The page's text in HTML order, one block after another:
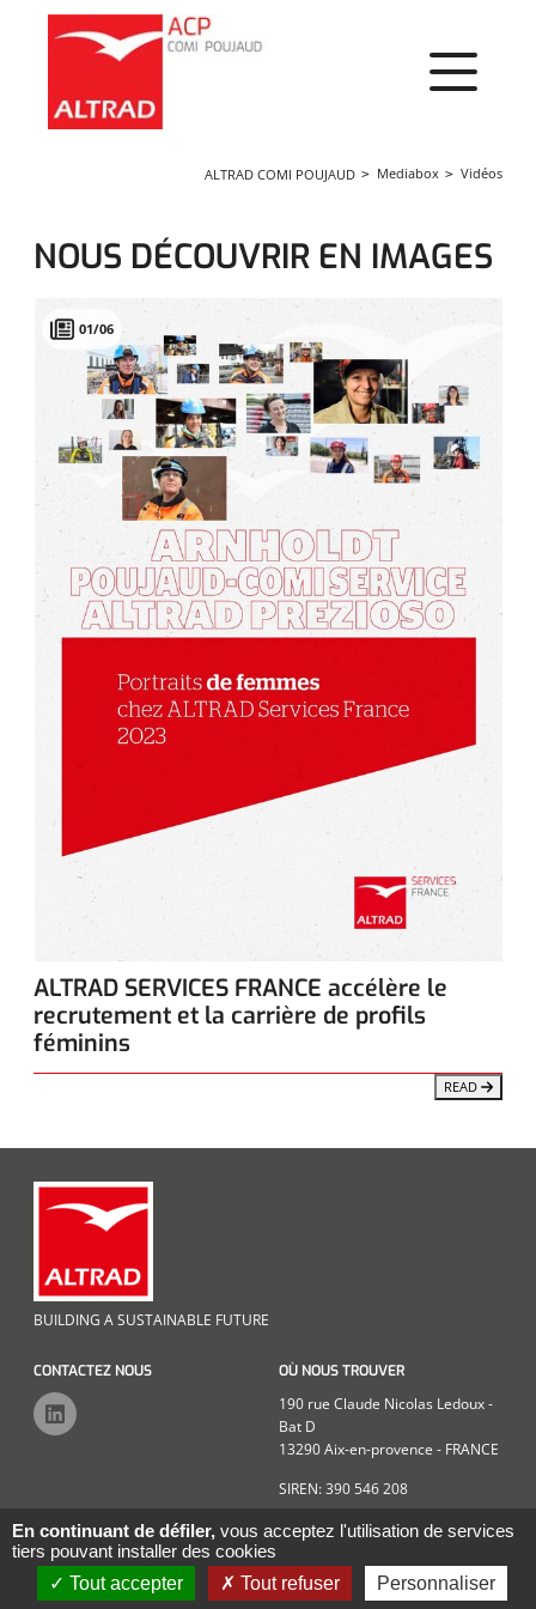
ALTRAD COMI POUJAUD Mediabox Vidéos
NOUS DÉCOUVRIR EN IMAGES
01/06
ALTRAD SERVICES FRANCE accélère le
recrutement et la carrière de profils
féminins
READ
BUILDING A SUSTAINABLE FUTURE
CONTACTEZ NOUS OÙ NOUS TROUVER
190 rue Claude Nicolas Ledoux -
Bat D
13290 Aix-en-provence - FRANCE
SIREN: 390 546 208
Mentions légalesConfidentialitéPlan du site
Panneau de gestion des cookies
En continuant de défiler, vous acceptez l'utilisation de services
tiers pouvant installer des cookies
Tout accepter
Tout refuser
Personnaliser